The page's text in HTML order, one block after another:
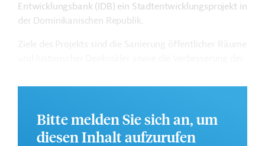
Entwicklungsbank (IDB) ein Stadtentwicklungsprojekt in
der Dominikanischen Republik.
Ziele des Projekts sind die Sanierung öffentlicher Räume
Ciudad Colonial der Hauptstadt Santo Domingo in der
Weitere Informationen zu dem geplanten
Entwicklungsprojekt finden Sie auf derWebseite der
Bitte melden Sie sich an, um
diesen Inhalt aufzurufen